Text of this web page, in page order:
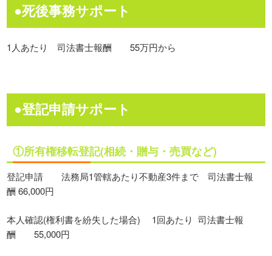
●死後事務サポート
1人あたり 司法書士報酬 55万円から
●登記申請サポート
①所有権移転登記(相続・贈与・売買など)
登記申請 法務局1管轄あたり不動産3件まで 司法書士報
酬 66,000円
本人確認(権利書を紛失した場合) 1回あたり 司法書士報
酬 55,000円